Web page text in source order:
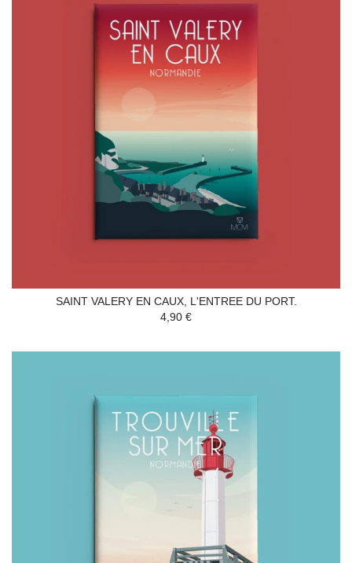
SAINT VALERY EN CAUX, L'ENTREE DU PORT.
4,90 €